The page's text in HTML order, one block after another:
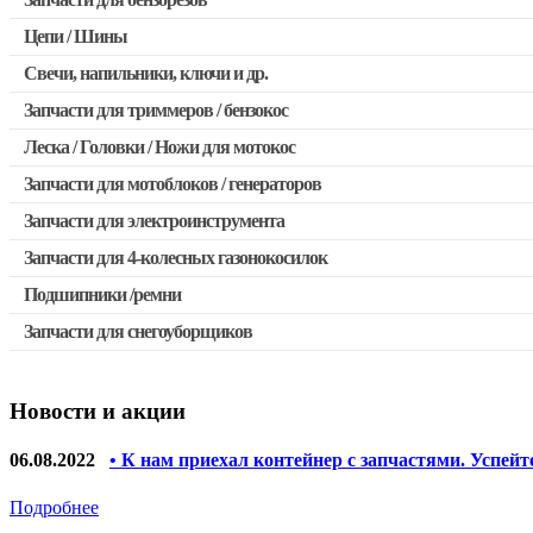
Запчасти для бензопил Husqvarna, Partner
Запчасти для Китайских бензопил
Запчасти для бензопил Oleo-mac, Echo и др.
Цепи / Шины
Свечи, напильники, ключи и др.
Запчасти для триммеров / бензокос
Запчасти для Китайских триммеров
Запчасти для мотокос Stihl / Husqvarna / Oleo-mac / Echo и
Леска / Головки / Ножи для мотокос
Запчасти для мотоблоков / генераторов
Запчасти для электроинструмента
Двигатели, редукторы для шуруповертов
Выключатели, переключатели
Запчасти для перфораторов и отбойных молотков
Якоря, статоры
Запчасти для электроинструмента другие
Запчасти для 4-колесных газонокосилок
Подшипники /ремни
Запчасти для снегоуборщиков
Новости и акции
06.08.2022 • К нам приехал контейнер с запчастями.
Подробнее